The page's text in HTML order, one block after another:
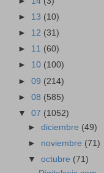
► 13 (10)
► 12 (31)
► 11 (60)
► 10 (100)
► 09 (214)
► 08 (585)
▼ 07 (1052)
►diciembre (49)
► noviembre (71)
▼octubre (71)